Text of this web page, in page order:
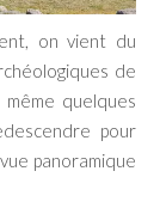
on vient du
de
quelques
pour
panoramique